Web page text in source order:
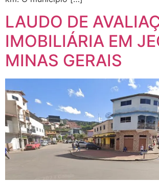
LAUDO DE
IMOBILIÁRIA EM
MINAS GERAIS